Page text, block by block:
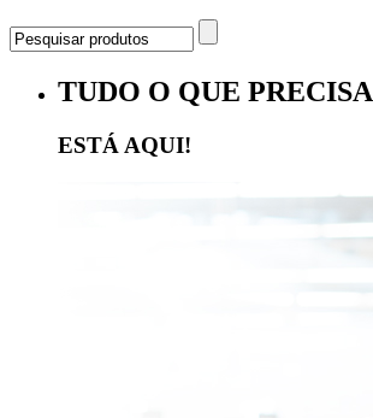
TUDO O QUE PRECISA
ESTÁ AQUI!